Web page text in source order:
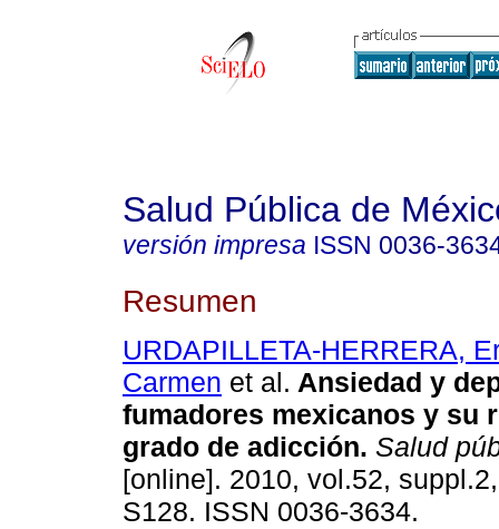
Salud Pública de
versión impresa ISSN 0036-
Resumen
URDAPILLETA-HERRERA,
Carmen et al. Ansiedad y
fumadores mexicanos y su
grado de adicción. Salud
[online]. 2010, vol.52,
S128. ISSN 0036-3634.